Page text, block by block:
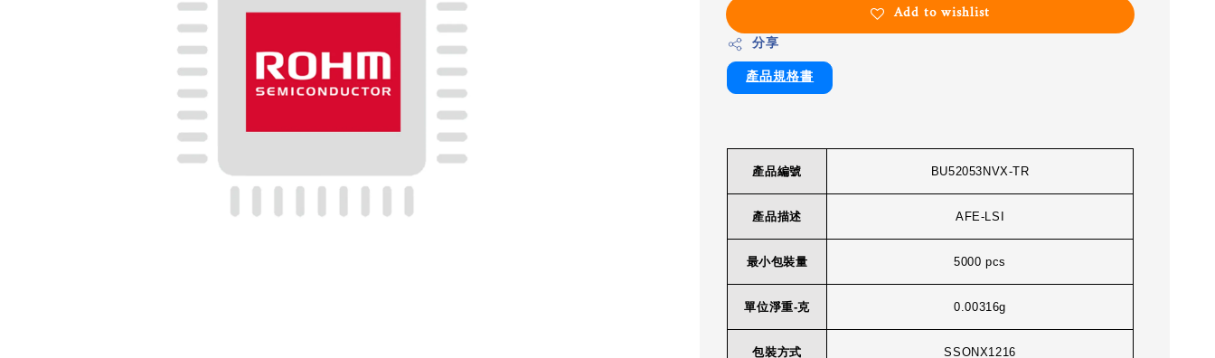
Add to wishlist
分享
產品規格書
產品編號 BU52053NVX-TR
產品描述 AFE-LSI
最小包裝量 5000 pcs
單位淨重-克 0.00316g
包裝方式 SSONX1216